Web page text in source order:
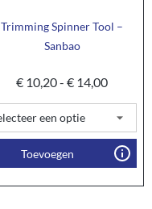
Trimming Spinner Tool –
Sanbao
€ 10,20- € 14,00
Toevoegen